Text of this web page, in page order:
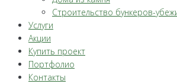
Строительство бункеров-
Услуги
Акции
Купить проект
Портфолио
Контакты